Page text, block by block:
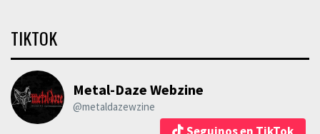
TIKTOK
Metal-Daze Webzine
@metaldazewzine